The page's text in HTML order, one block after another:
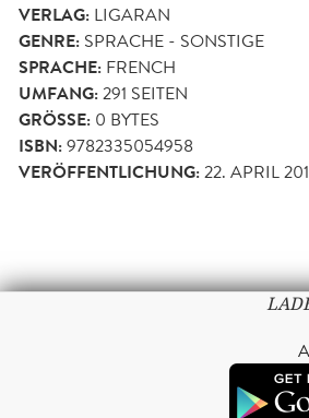
VERLAG: LIGARAN
GENRE: SPRACHE - SONSTIGE
SPRACHE: FRENCH
UMFANG:291 SEITEN
GRÖSSE: 0 BYTES
ISBN:9782335054958
VERÖFFENTLICHUNG:22. APRIL